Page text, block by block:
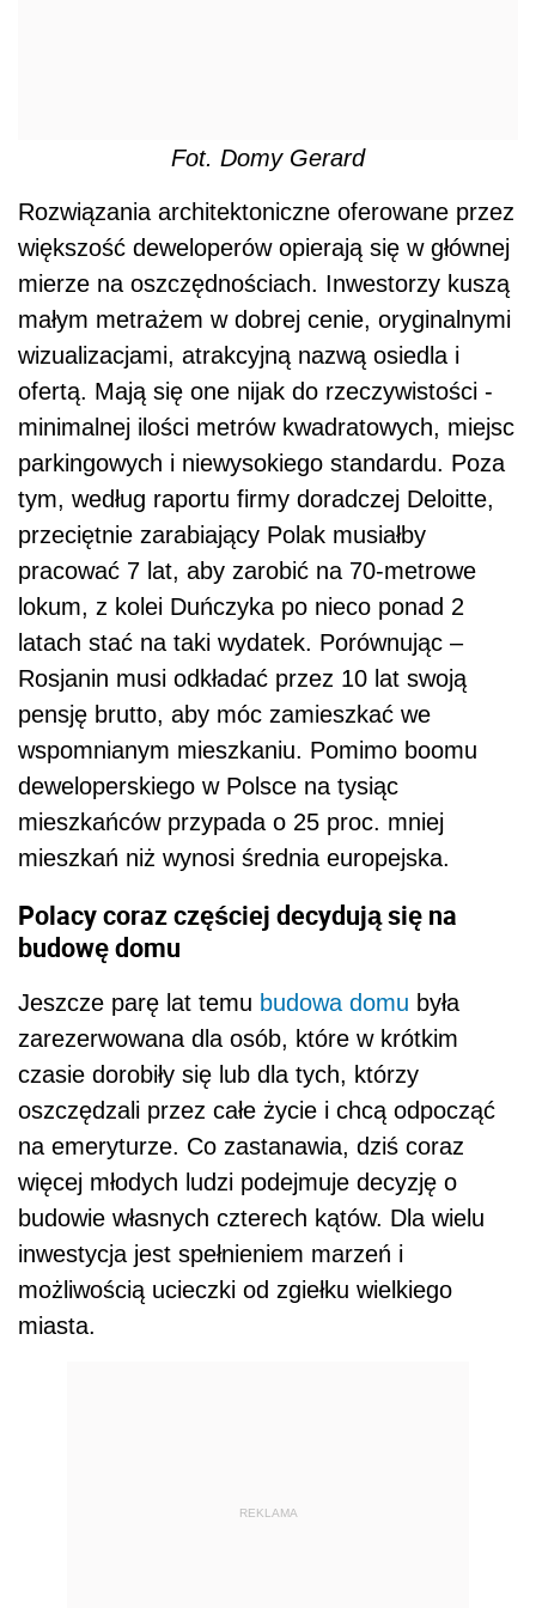
Fot. Domy Gerard
Rozwiązania architektoniczne oferowane przez
większość deweloperów opierają się w głównej
mierze na oszczędnościach. Inwestorzy kuszą
małym metrażem w dobrej cenie, oryginalnymi
wizualizacjami, atrakcyjną nazwą osiedla i
ofertą. Mają się one nijak do rzeczywistości -
minimalnej ilości metrów kwadratowych, miejsc
parkingowych i niewysokiego standardu. Poza
tym, według raportu firmy doradczej Deloitte,
przeciętnie zarabiający Polak musiałby
pracować 7 lat, aby zarobić na 70-metrowe
lokum, z kolei Duńczyka po nieco ponad 2
latach stać na taki wydatek. Porównując –
Rosjanin musi odkładać przez 10 lat swoją
pensję brutto, aby móc zamieszkać we
wspomnianym mieszkaniu. Pomimo boomu
deweloperskiego w Polsce na tysiąc
mieszkańców przypada o 25 proc. mniej
mieszkań niż wynosi średnia europejska.
Polacy coraz częściej decydują się na
budowę domu
Jeszcze parę lat temu budowa domu była
zarezerwowana dla osób, które w krótkim
czasie dorobiły się lub dla tych, którzy
oszczędzali przez całe życie i chcą odpocząć
na emeryturze. Co zastanawia, dziś coraz
więcej młodych ludzi podejmuje decyzję o
budowie własnych czterech kątów. Dla wielu
inwestycja jest spełnieniem marzeń i
możliwością ucieczki od zgiełku wielkiego
miasta.
REKLAMA